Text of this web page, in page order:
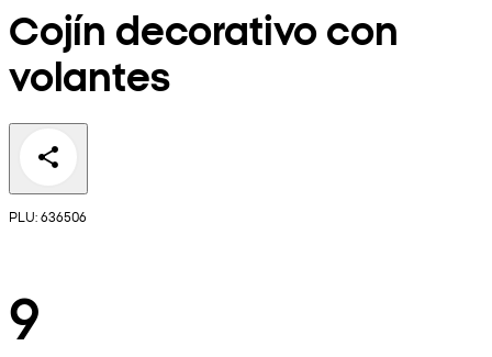
Cojín decorativo con
volantes
PLU: 636506
9